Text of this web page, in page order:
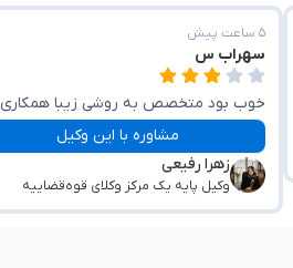
۵ ساعت پیش
سهراب س
خوب بود متخصص به روشی زیبا همکاری
کردند
مشاوره با این وکیل
زهرا رفیعی
وکیل پایه یک مرکز وکلای قوه‌قضاییه